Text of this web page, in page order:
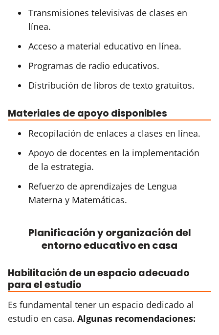
Transmisiones televisivas de clases en
línea.
Acceso a material educativo en línea.
Programas de radio educativos.
Distribución de libros de texto gratuitos.
Materiales de apoyo disponibles
Recopilación de enlaces a clases en línea.
Apoyo de docentes en la implementación
de la estrategia.
Refuerzo de aprendizajes de Lengua
Materna y Matemáticas.
Planificación y organización del
entorno educativo en casa
Habilitación de un espacio adecuado
para el estudio
Es fundamental tener un espacio dedicado al
estudio en casa. Algunas recomendaciones: